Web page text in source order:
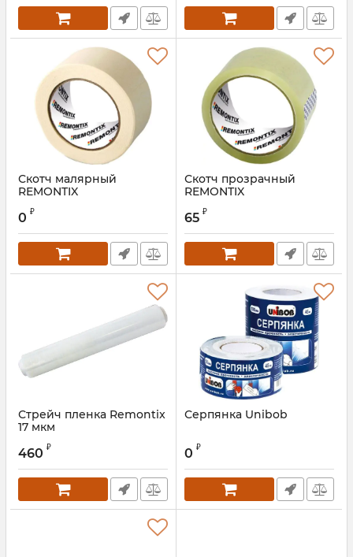
Скотч малярный
REMONTIX
0 ₽
Скотч прозрачный
REMONTIX
65 ₽
Стрейч пленка Remontix
17 мкм
460 ₽
Серпянка Unibob
0 ₽